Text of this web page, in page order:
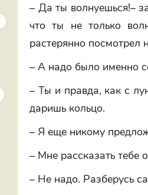
– Да ты волнуешься!–
что ты не только
растерянно посмотрел
– А надо было именно
– Ты и правда, как с
даришь кольцо.
– Я еще никому
– Мне рассказать тебе
– Не надо. Разберусь